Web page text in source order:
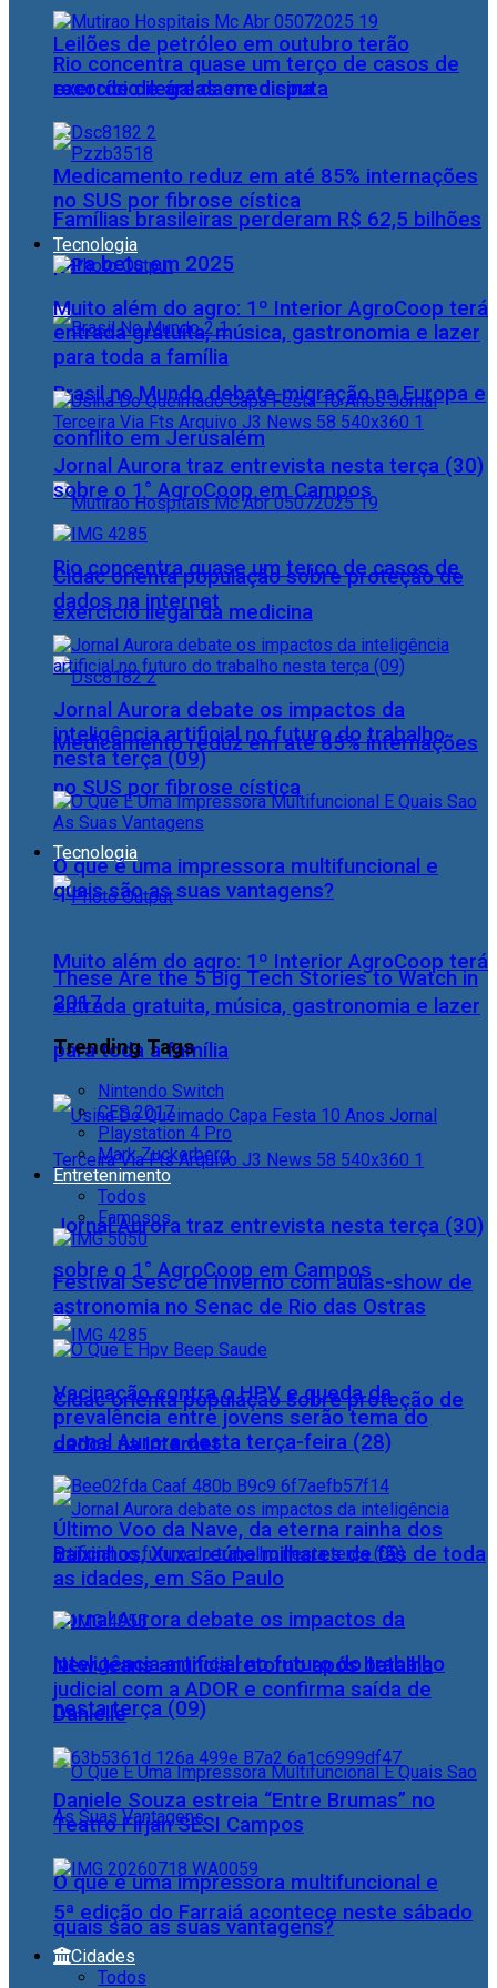
Leilões de petróleo em outubro terão
recorde de áreas em disputa
Famílias brasileiras perderam R$ 62,5 bilhões
para bets em 2025
Brasil no Mundo debate migração na Europa e
conflito em Jerusalém
Rio concentra quase um terço de casos de
exercício ilegal da medicina
Medicamento reduz em até 85% internações
no SUS por fibrose cística
Tecnologia
Muito além do agro: 1º Interior AgroCoop terá
entrada gratuita, música, gastronomia e lazer
para toda a família
Jornal Aurora traz entrevista nesta terça (30)
sobre o 1° AgroCoop em Campos
Cidac orienta população sobre proteção de
dados na internet
Jornal Aurora debate os impactos da
inteligência artificial no futuro do trabalho
nesta terça (09)
O que é uma impressora multifuncional e
quais são as suas vantagens?
Rio concentra quase um terço de casos de
exercício ilegal da medicina
Medicamento reduz em até 85% internações
no SUS por fibrose cística
Tecnologia
Muito além do agro: 1º Interior AgroCoop terá
entrada gratuita, música, gastronomia e lazer
para toda a família
Jornal Aurora traz entrevista nesta terça (30)
sobre o 1° AgroCoop em Campos
Cidac orienta população sobre proteção de
dados na internet
Jornal Aurora debate os impactos da
inteligência artificial no futuro do trabalho
nesta terça (09)
O que é uma impressora multifuncional e
quais são as suas vantagens?
These Are the 5 Big Tech Stories to Watch in
2017
Trending Tags
Nintendo Switch
CES 2017
Playstation 4 Pro
Mark Zuckerberg
Entretenimento
Todos
Famosos
Festival Sesc de Inverno com aulas-show de
astronomia no Senac de Rio das Ostras
Vacinação contra o HPV e queda da
prevalência entre jovens serão tema do
Jornal Aurora desta terça-feira (28)
Último Voo da Nave, da eterna rainha dos
Baixinhos, Xuxa reúne milhares de fãs de toda
as idades, em São Paulo
NewJeans anuncia retorno após batalha
judicial com a ADOR e confirma saída de
Danielle
Daniele Souza estreia “Entre Brumas” no
Teatro Firjan SESI Campos
5ª edição do Farraiá acontece neste sábado
Cidades
Todos